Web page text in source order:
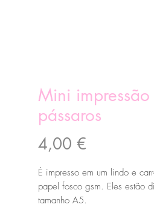
Mini
pássaros
4,00 €
É impresso em um lindo e
papel fosco gsm. Eles estão
tamanho A5.